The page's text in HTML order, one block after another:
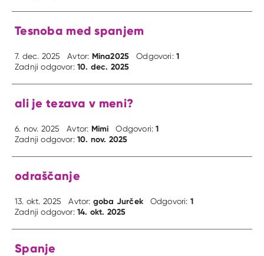
Tesnoba med spanjem
7. dec. 2025 Avtor: Mina2025 Odgovori:1
Zadnji odgovor:10. dec. 2025
ali je tezava v meni?
6. nov. 2025 Avtor: Mimi Odgovori:1
Zadnji odgovor:10. nov. 2025
odraščanje
13. okt. 2025 Avtor: goba Jurček Odgovori: 1
Zadnji odgovor:14. okt. 2025
Spanje